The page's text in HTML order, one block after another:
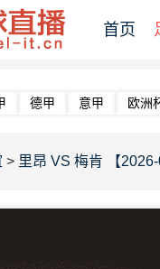
首页
德甲 意甲 欧洲
> 里昂 VS 梅肯 【2026-